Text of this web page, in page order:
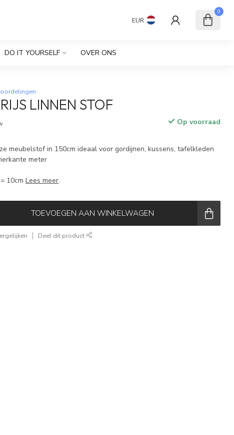
EUR
0
DO IT YOURSELF OVER ONS
LINNEN STOF
Op voorraad
meubelstof in 150cm ideaal voor gordijnen, kussens, tafelkleden
meter
10cmLees meer.
TOEVOEGEN AAN WINKELWAGEN
Deel dit product